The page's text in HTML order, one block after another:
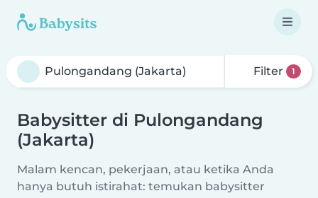
Filter 1
Babysitter di Pulongandang
(Jakarta)
Malam kencan, pekerjaan, atau ketika Anda
hanya butuh istirahat: temukan babysitter